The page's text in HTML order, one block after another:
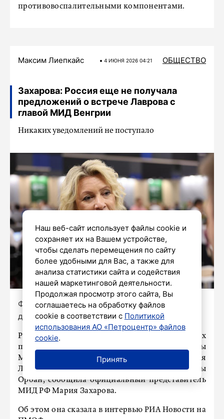
противовоспалительными компонентами.
Максим Лиепкайс 4 ИЮНЯ 2026 04:21 ОБЩЕСТВО
Захарова: Россия еще не получала
предложений о встрече Лаврова с
главой МИД Венгрии
Никаких уведомлений не поступало
Фото: Дмитрий Фуфаев / «Петербургский
дневник»
Россия не получала от Будапешта официальных
предложений по организации встречи главы
Министерства иностранных дел России Сергея
Лаврова и нового главы МИД Венгрии Аниты
Орбан, сообщила официальный представитель
МИД РФ Мария Захарова.
Об этом она сказала в интервью РИА Новости на
Наш веб-сайт использует файлы cookie и
сохраняет их на Вашем устройстве,
чтобы сделать перемещения по сайту
более удобными для Вас, а также для
анализа статистики сайта и содействия
нашей маркетинговой деятельности.
Продолжая просмотр этого сайта, Вы
соглашаетесь на обработку файлов
cookie в соответствии с Политикой
использования АО «Петроцентр» файлов
cookie.
Принять